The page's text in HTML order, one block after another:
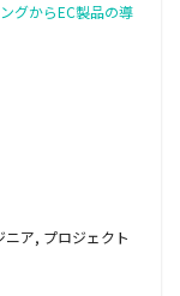
グからEC製品の導
ア, プロジェクト